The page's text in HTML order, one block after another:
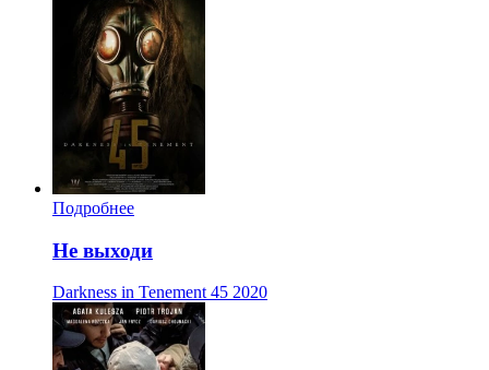
Подробнее
Не выходи
Darkness in Tenement 45 2020